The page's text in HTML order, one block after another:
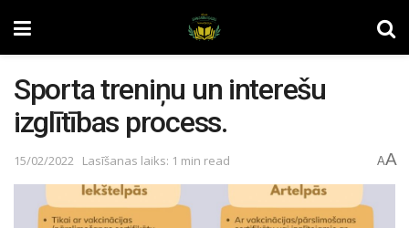
Sporta treniņu un interešu
izglītības process.
15/02/2022 Lasīšanas laiks: 1 min read AA